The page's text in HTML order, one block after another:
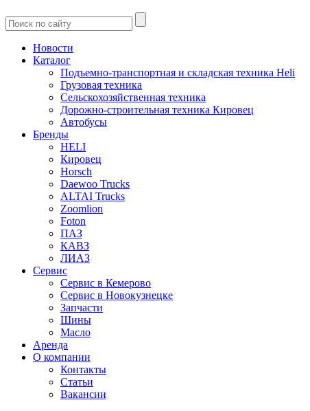
Новости
Каталог
Подъемно-транспортная и складская техника Heli
Грузовая техника
Сельскохозяйственная техника
Дорожно-строительная техника Кировец
Автобусы
Бренды
HELI
Кировец
Horsch
Daewoo Trucks
ALTAI Trucks
Zoomlion
Foton
ПАЗ
КАВЗ
ЛИАЗ
Сервис
Сервис в Кемерово
Сервис в Новокузнецке
Запчасти
Шины
Масло
Аренда
О компании
Контакты
Статьи
Вакансии